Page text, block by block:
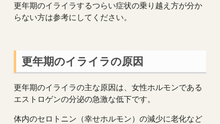
更年期のイライラするつらい症状の乗り越え方が分か
らない方は参考にしてください。
更年期のイライラの原因
更年期のイライラの主な原因は、女性ホルモンである
エストロゲンの分泌の急激な低下です。
体内のセロトニン（幸せホルモン）の減少に老化など